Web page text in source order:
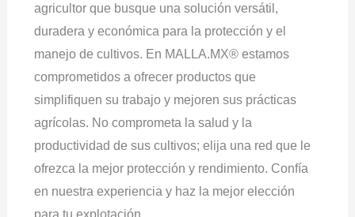
agricultor que busque una solución versátil,
duradera y económica para la protección y el
manejo de cultivos. En MALLA.MX® estamos
comprometidos a ofrecer productos que
simplifiquen su trabajo y mejoren sus prácticas
agrícolas. No comprometa la salud y la
productividad de sus cultivos; elija una red que le
ofrezca la mejor protección y rendimiento. Confía
en nuestra experiencia y haz la mejor elección
para tu explotación.